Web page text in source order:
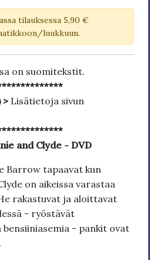
tilauksessa 5,90 €
luukkuun.
on suomitekstit.
> Lisätietoja sivun
and Clyde - DVD
Barrow tapaavat kun
on aikeissa varastaa
rakastuvat ja aloittavat
- ryöstävät
- pankit ovat